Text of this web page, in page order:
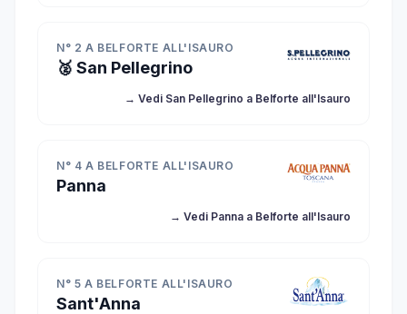
N° 2 A BELFORTE ALL'ISAURO
🥈 San Pellegrino
→ Vedi San Pellegrino a Belforte all'Isauro
N° 4 A BELFORTE ALL'ISAURO
Panna
→ Vedi Panna a Belforte all'Isauro
N° 5 A BELFORTE ALL'ISAURO
Sant'Anna